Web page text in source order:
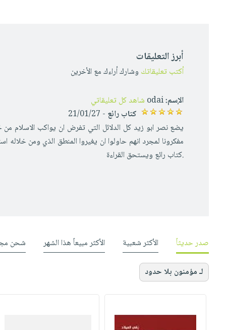
أبرز التعليقات
أكتب تعليقاتك وشارك أراءك مع الأخرين
الإسم:odai شاهد كل تعليقاتي
كتاب رائع - 21/01/27
يضع نصر ابو زيد كل الدلائل التي تفرض ان يواكب الاسلام
مفكرونا لمجرد انهم حاولوا ان يغيروا المنطق الذي ومن
.كتاب رائع ويستحق القراءة
صدر حديثاً الأكثر شعبية الأكثر مبيعاً هذا الشهر شحن
لـ مؤمنون بلا حدود